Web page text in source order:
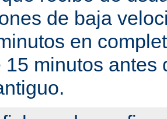
de baja
en
15 minutos antes